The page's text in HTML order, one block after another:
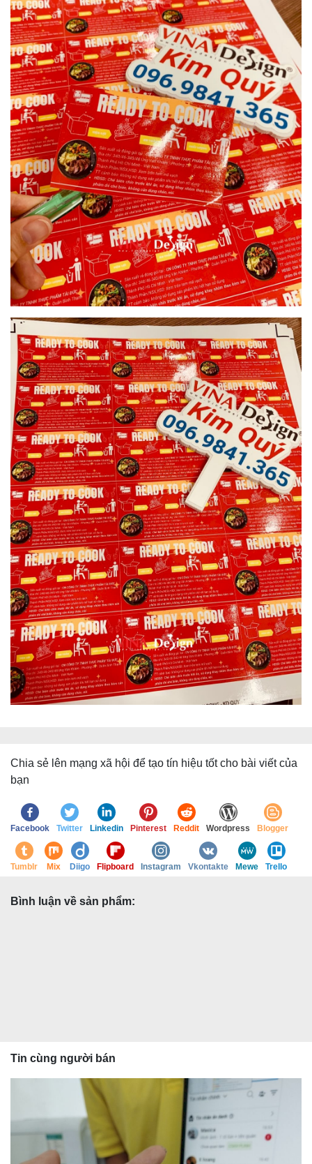
Chia sẻ lên mạng xã hội để tạo tín hiệu tốt cho bài viết của
bạn
Facebook Twitter Linkedin Pinterest Reddit Wordpress Blogger
Tumblr Mix Diigo Flipboard Instagram Vkontakte Mewe Trello
Bình luận về sản phẩm:
Tin cùng người bán